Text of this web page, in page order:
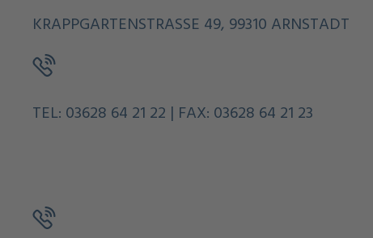
KRAPPGARTENSTRASSE 49, 99310 ARNSTADT
TEL: 03628 64 21 22 | FAX: 03628 64 21 23